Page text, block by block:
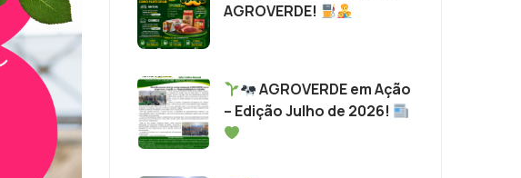
AGROVERDE!
AGROVERDE em Ação
– Edição Julho de 2026!